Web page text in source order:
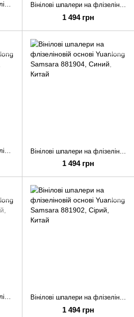
Вінілові шпалери на флізеліновій основі Yuanlong Samsara 881907 Вінілові шпалери на флізеліновій основі Yuanlong Samsara 881906
1 494 грн
1 494 грн
Вінілові шпалери на флізеліновій основі Yuanlong Samsara 881903 Вінілові шпалери на флізеліновій основі Yuanlong Samsara 881902
1 494 грн